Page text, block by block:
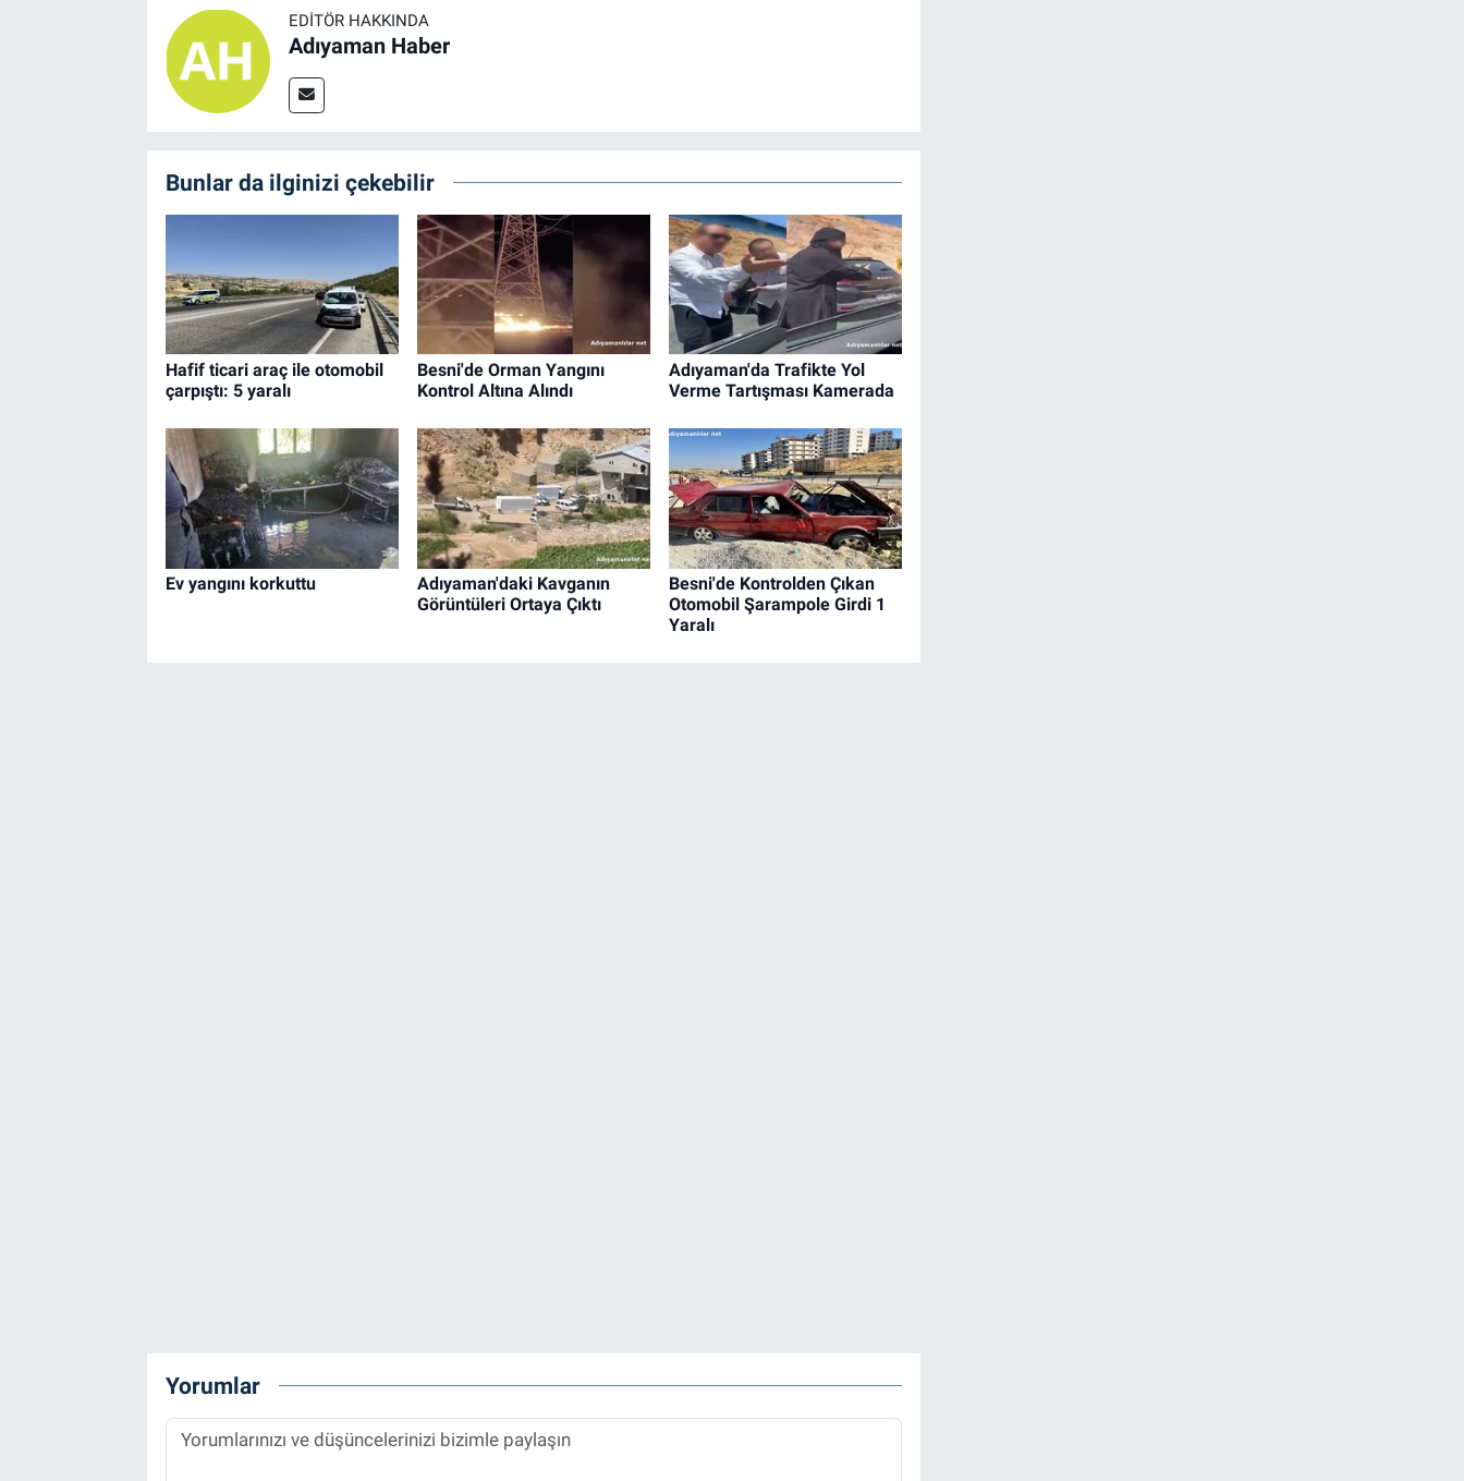
EDITÖR HAKKINDA
Adıyaman Haber
Bunlar da ilginizi çekebilir
Hafif ticari araç ile otomobil
çarpıştı: 5 yaralı
Besni'de Orman Yangını
Kontrol Altına Alındı
Adıyaman'da Trafikte Yol
Verme Tartışması Kamerada
Ev yangını korkuttu
Adıyaman'daki Kavganın
Görüntüleri Ortaya Çıktı
Besni'de Kontrolden Çıkan
Otomobil Şarampole Girdi 1
Yaralı
Yorumlar